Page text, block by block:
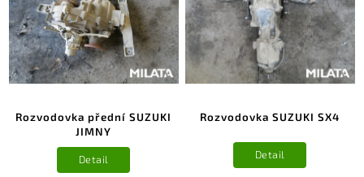
Rozvodovka přední SUZUKI
JIMNY
Detail
Rozvodovka SUZUKI SX4
Detail